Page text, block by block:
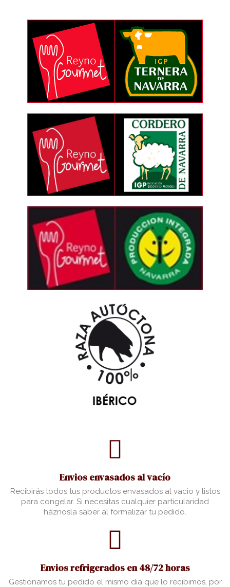
Envios envasados al vacío
Recibirás todos tus productos envasados al vacio y listos
para congelar. Si necesitas cualquier particularidad
háznosla saber al formalizar tu pedido.
Envios refrigerados en 48/72 horas
Gestionamos tu pedido el mismo dia que lo recibimos, por